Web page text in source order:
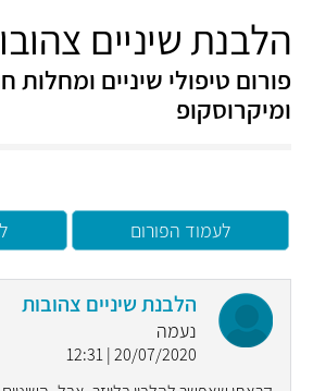
פורומים
ועוד...
הלבנת שיניים
פורום טיפולי שיניים ומחלות
ומיקרוסקופ
לעמוד הפורום
הלבנת שיניים צהובות
נעמה
20/07/2020 | 12:31